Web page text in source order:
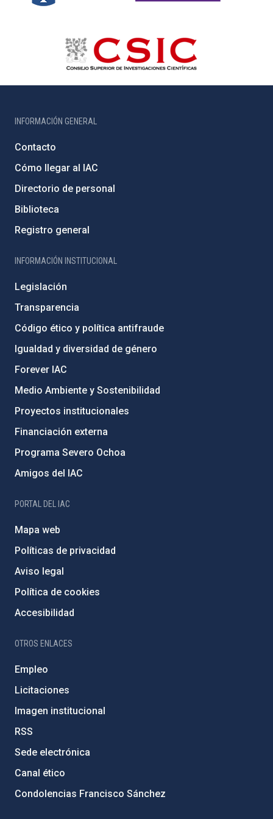
INFORMACIÓN GENERAL
Contacto
Cómo llegar al IAC
Directorio de personal
Biblioteca
Registro general
INFORMACIÓN INSTITUCIONAL
Legislación
Transparencia
Código ético y política antifraude
Igualdad y diversidad de género
Forever IAC
Medio Ambiente y Sostenibilidad
Proyectos institucionales
Financiación externa
Programa Severo Ochoa
Amigos del IAC
PORTAL DEL IAC
Mapa web
Políticas de privacidad
Aviso legal
Política de cookies
Accesibilidad
OTROS ENLACES
Empleo
Licitaciones
Imagen institucional
RSS
Sede electrónica
Canal ético
Condolencias Francisco Sánchez